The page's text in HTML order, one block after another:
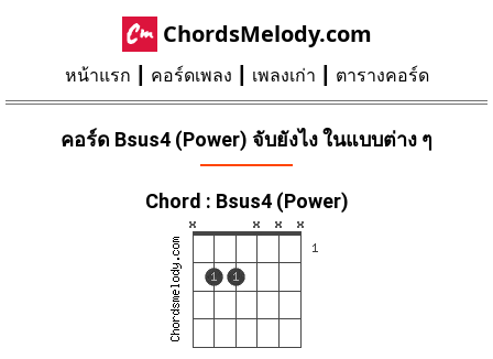
ChordsMelody.com
หน้าแรก คอร์ดเพลง เพลงเก่า ตารางคอร์ด
คอร์ด Bsus4 (Power) จับยังไง ในแบบต่าง ๆ
Chord : Bsus4 (Power)